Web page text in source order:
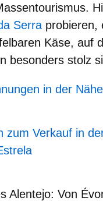
Serra probieren,
Käse, auf
besonders stolz
in der
zum Verkauf in
Alentejo: Von